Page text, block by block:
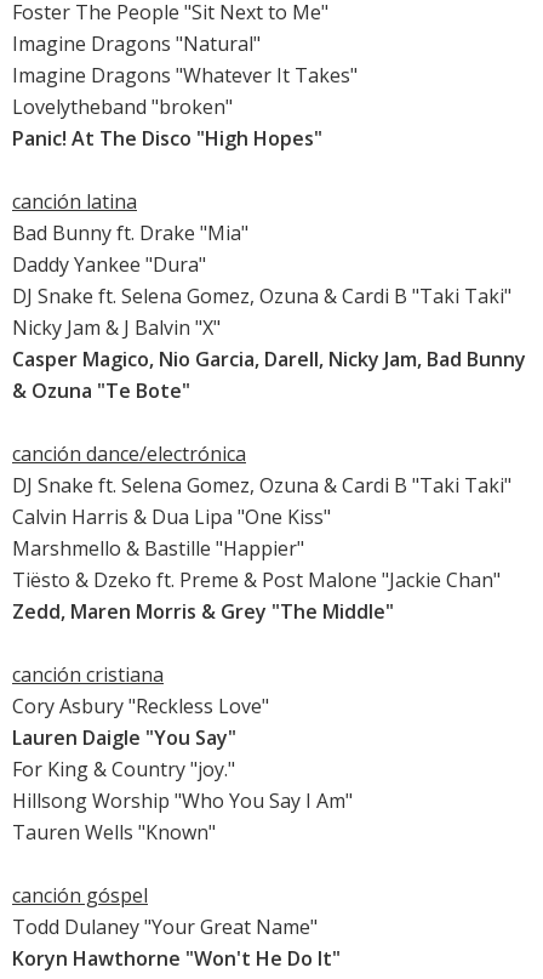
Foster The People "Sit Next to Me"
Imagine Dragons "Natural"
Imagine Dragons "Whatever It Takes"
Lovelytheband "broken"
Panic! At The Disco "High Hopes"
canción latina
Bad Bunny ft. Drake "Mia"
Daddy Yankee "Dura"
DJ Snake ft. Selena Gomez, Ozuna & Cardi B "Taki Taki"
Nicky Jam & J Balvin "X"
Casper Magico, Nio Garcia, Darell, Nicky Jam, Bad Bunny
& Ozuna "Te Bote"
canción dance/electrónica
DJ Snake ft. Selena Gomez, Ozuna & Cardi B "Taki Taki"
Calvin Harris & Dua Lipa "One Kiss"
Marshmello & Bastille "Happier"
Tiësto & Dzeko ft. Preme & Post Malone "Jackie Chan"
Zedd, Maren Morris & Grey "The Middle"
canción cristiana
Cory Asbury "Reckless Love"
Lauren Daigle "You Say"
For King & Country "joy."
Hillsong Worship "Who You Say I Am"
Tauren Wells "Known"
canción góspel
Todd Dulaney "Your Great Name"
Koryn Hawthorne "Won't He Do It"